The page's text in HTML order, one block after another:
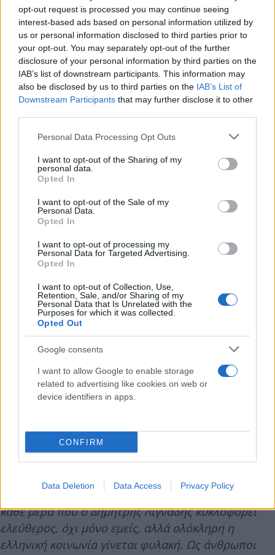
opt-out request is processed you may continue seeing
interest-based ads based on personal information utilized by
us or personal information disclosed to third parties prior to
your opt-out. You may separately opt-out of the further
disclosure of your personal information by third parties on the
IAB’s list of downstream participants. This information may
also be disclosed by us to third parties on the IAB’s List of
Downstream Participants that may further disclose it to other
Please note that this website/app uses one or more Google
not limited to your visit or usage behaviour. You may click to
grant or deny consent to Google and its third-party tags to
use your data for below specified purposes in below Google
consent section.
Personal Data Processing Opt Outs
I want to opt-out of the Sharing of my
personal data.
Opted In
I want to opt-out of the Sale of my
Personal Data.
Opted In
I want to opt-out of processing my
Personal Data for Targeted Advertising.
Opted In
I want to opt-out of Collection, Use,
Retention, Sale, and/or Sharing of my
Personal Data that Is Unrelated with the
Purposes for which it was collected.
Opted Out
Google consents
I want to allow Google to enable storage
related to advertising like cookies on web or
device identifiers in apps.
CONFIRM
Data Deletion Data Access Privacy Policy
Η ανακοίνωση του ΣΕΗ για την αποφυλάκιση Λιγνάδη
δουλεύουμε απόψε εδώ για όλους εσάς, από τις 13
Ιουλίου είμαστε εκτεθειμένοι. Εκτεθειμένοι σε μια
χώρα όπου τέτοιες αποφάσεις καταπατούν το
δικαίωμά μας στην αλήθεια, στο δίκιο, στα σώματά
μας, στην κοινή λογική. Από τις 13 Ιουλίου και για
κάθε μέρα που ο Δημήτρης Λιγνάδης κυκλοφορεί
ελεύθερος, όχι μόνο εμείς, αλλά ολόκληρη η
ελληνική κοινωνία γίνεται φυλακή. Ως άνθρωποι